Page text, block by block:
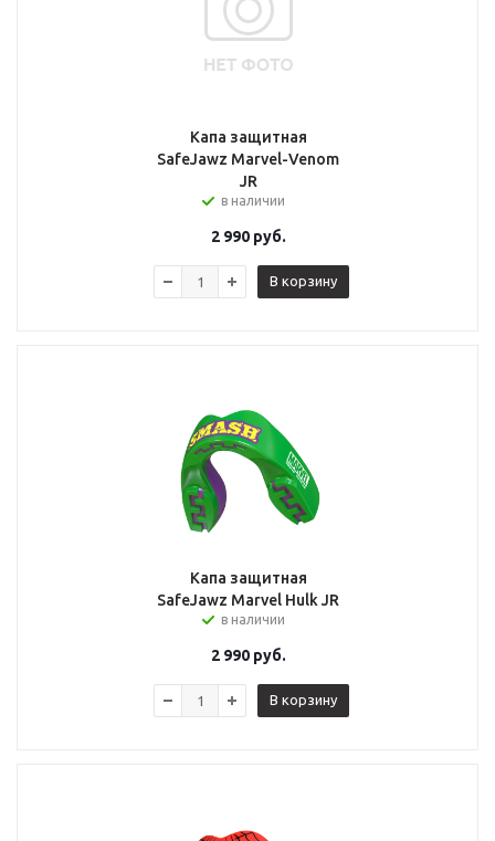
Капа защитная
SafeJawz Marvel-Venom
JR
в наличии
2 990руб.
В корзину
Капа защитная
SafeJawz Marvel Hulk JR
в наличии
2 990руб.
В корзину